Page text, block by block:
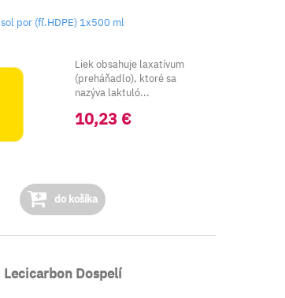
sol por (fľ.HDPE) 1x500 ml
Liek obsahuje laxatívum
(preháňadlo), ktoré sa
nazýva laktuló...
10,23 €
do košíka
Lecicarbon Dospelí